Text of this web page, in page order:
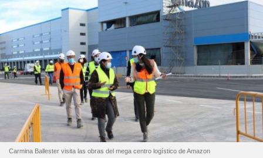
Carmina Ballester visita las obras del mega centro logístico de Amazon